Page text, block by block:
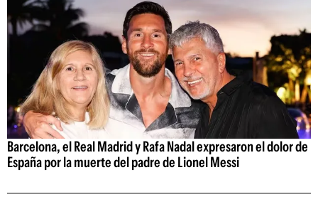
Barcelona, el Real Madrid y Rafa Nadal expresaron el dolor de
España por la muerte del padre de Lionel Messi